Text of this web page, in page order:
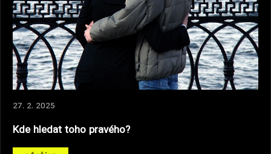
27. 2. 2025
Kde hledat toho pravého?